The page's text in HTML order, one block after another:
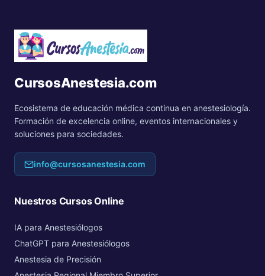
CursosAnestesia.com
Ecosistema de educación médica continua en anestesiología.
Formación de excelencia online, eventos internacionales y
soluciones para sociedades.
info@cursosanestesia.com
Nuestros Cursos Online
IA para Anestesiólogos
ChatGPT para Anestesiólogos
Anestesia de Precisión